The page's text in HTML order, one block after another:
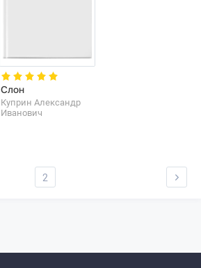
Слон
Куприн Александр
Иванович
2